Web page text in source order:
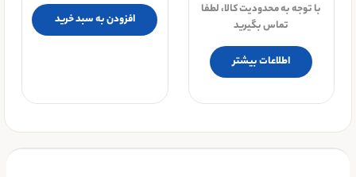
با توجه به محدودیت کالا، لطفا
تماس بگیرید
اطلاعات بیشتر
افزودن به سبد خرید